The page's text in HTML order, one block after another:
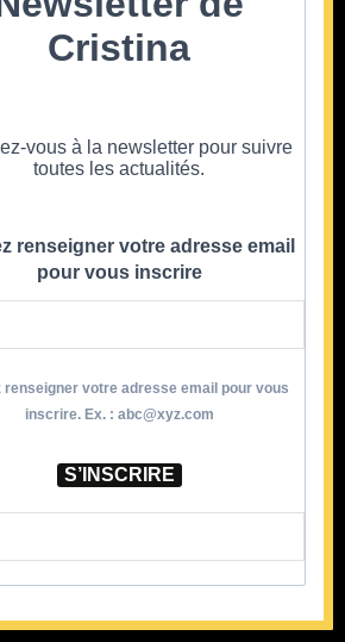
Team Building
Formations
Contact
Mentions
Cristina
vous à la newsletter pour suivre
toutes les actualités.
renseigner votre adresse email
pour vous inscrire
renseigner votre adresse email pour vous
inscrire. Ex. : abc@xyz.com
S’INSCRIRE